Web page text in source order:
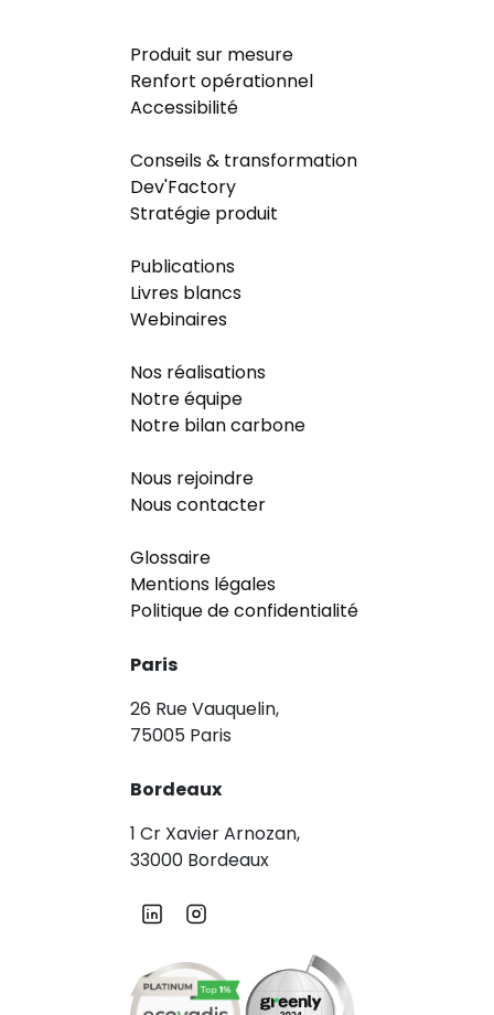
Produit sur mesure
Renfort opérationnel
Accessibilité
Conseils & transformation
Dev'Factory
Stratégie produit
Publications
Livres blancs
Webinaires
Nos réalisations
Notre équipe
Notre bilan carbone
Nous rejoindre
Nous contacter
Glossaire
Mentions légales
Politique de confidentialité
Paris
26 Rue Vauquelin,
75005 Paris
Bordeaux
1 Cr Xavier Arnozan,
33000 Bordeaux